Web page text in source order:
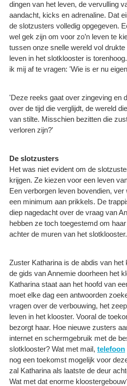
dingen van het leven, de vervulling
aandacht, kicks en adrenaline. Dat
de slotzusters volledig opgegeven.
wel gek zijn om voor zo’n leven te
tussen onze snelle wereld vol
leven in het slotklooster is
ik mij af te vragen: 'Wie is er nu
'Deze reeks gaat over zingeving en
over de tijd die verglijdt, de wereld
van stilte. Misschien bezitten die
verloren zijn?'
De slotzusters
Het was niet evident om de
krijgen. Ze kiezen voor een leven
Een verborgen leven bovendien,
een minimum aan prikkels. De
diep nagedacht over de vraag van
hebben ze toch toegestemd om
achter de muren van het slotklooster.
Zuster Katharina is de abdis van het
de gids van Annemie doorheen het
Katharina staat aan het hoofd van
moet elke dag een antwoorden
vragen over de verbouwing, het
leven in het klooster. Vooral de
bezorgt haar. Hoe nieuwe zusters
internet en schermgebruik met de
slotklooster? Wat met mail, telefoon
nog een toekomst mogelijk voor
zal Katharina als laatste de deur
Wat met dat enorme